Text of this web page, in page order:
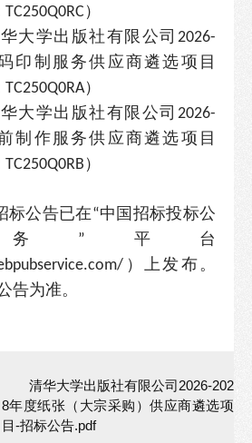
TC250Q0RC ）
大学出版社有限公司 2026-
印制服务供应商遴选项目
TC250Q0RA）
大学出版社有限公司 2026-
制作服务供应商遴选项目
TC250Q0RB ）
标公告已在“中国招标投标公
务 ” 平台
）上发布。
告为准。
清华大学出版社有限公司2026-202
8年度纸张（大宗采购）供应商遴选项
目-招标公告.pdf